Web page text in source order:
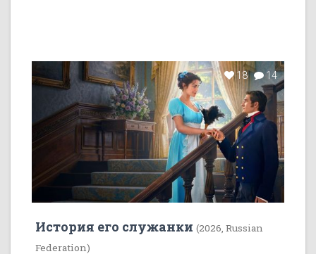
18 14
История его служанки (2026, Russian
Federation)